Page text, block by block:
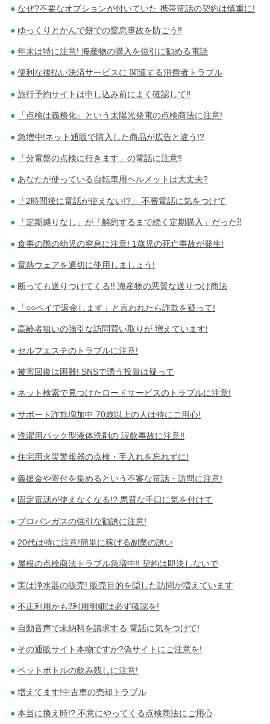
なぜ?不要なオプションが付いていた 携帯電話の契約は慎重に!
ゆっくりとかんで餅での窒息事故を防ごう‼
年末は特に注意! 海産物の購入を強引に勧める電話
便利な後払い決済サービスに 関連する消費者トラブル
旅行予約サイトは申し込み前によく確認して‼
「点検は義務化」という太陽光発電の点検商法に注意!
急増中!ネット通販で購入した商品が広告と違う!?
「分電盤の点検に行きます」の電話に注意‼
あなたが使っている自転車用ヘルメットは大丈夫?
「2時間後に電話が使えない!?」 不審電話に気をつけて
「定期縛りなし」が「解約するまで続く定期購入」だった⁈
食事の際の幼児の窒息に注意! 1歳児の死亡事故が発生!
電熱ウェアを適切に使用しましょう!
断っても送りつけてくる!! 海産物の悪質な送りつけ商法
「○○ペイで返金します」と言われたら詐欺を疑って!
高齢者狙いの強引な訪問買い取りが 増えています!
セルフエステのトラブルに注意!
被害回復は困難! SNSで誘う投資は疑って
ネット検索で見つけたロードサービスのトラブルに注意!
サポート詐欺増加中 70歳以上の人は特にご用心!
洗濯用パック型液体洗剤の 誤飲事故に注意‼
住宅用火災警報器の点検・手入れを忘れずに!
義援金や寄付を集めるという不審な電話・訪問に注意!
固定電話が使えなくなる!? 悪質な手口に気を付けて
プロパンガスの強引な勧誘に注意!
20代は特に注意!簡単に稼げる副業の誘い
屋根の点検商法トラブル急増中‼ 契約は即決しないで
実は浄水器の販売! 販売目的を隠した訪問が増えています
不正利用かも⁉利用明細は必ず確認を!
自動音声で未納料を請求する 電話に気をつけて!
その通販サイト本物ですか?偽サイトにご注意を!
ペットボトルの飲み残しに注意!
増えてます!中古車の売却トラブル
本当に換え時!? 不意にやってくる点検商法にご用心